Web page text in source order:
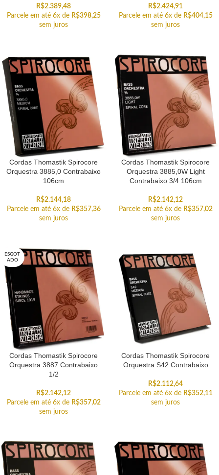
R$2.389,48
Parcele em até 6x de R$398,25
sem juros
R$2.424,91
Parcele em até 6x de R$404,15
sem juros
Cordas Thomastik Spirocore
Orquestra 3885,0 Contrabaixo
106cm
R$2.144,18
Parcele em até 6x de R$357,36
sem juros
Cordas Thomastik Spirocore
Orquestra 3885,0W Light
Contrabaixo 3/4 106cm
R$2.142,12
Parcele em até 6x de R$357,02
sem juros
ESGOT
ADO
Cordas Thomastik Spirocore
Orquestra 3887 Contrabaixo
1/2
R$2.142,12
Parcele em até 6x de R$357,02
sem juros
Cordas Thomastik Spirocore
Orquestra S42 Contrabaixo
R$2.112,64
Parcele em até 6x de R$352,11
sem juros